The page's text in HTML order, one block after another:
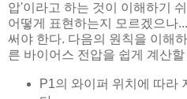
압'이라고 하는 것이 이해하기
어떻게 표현하는지 모르겠으나
써야 한다. 다음의 원칙을 이해
른 바이어스 전압을 쉽게 계산할
P1의 와이퍼 위치에 따라